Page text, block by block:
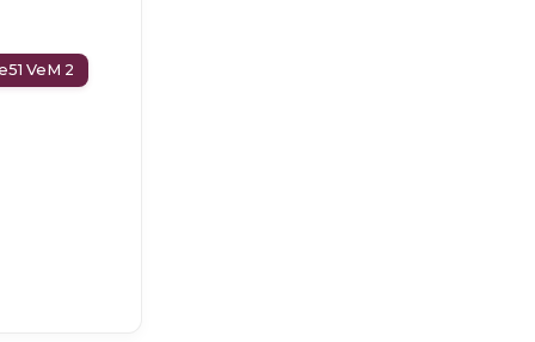
VeM 2